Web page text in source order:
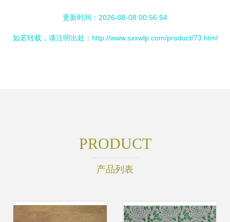
更新时间：2026-08-08 00:56:54
如若转载，请注明出处：http://www.sxxwlp.com/product/73.html
PRODUCT
产品列表